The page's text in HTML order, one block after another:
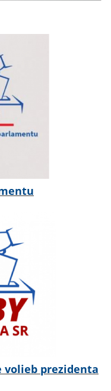
volieb prezidenta